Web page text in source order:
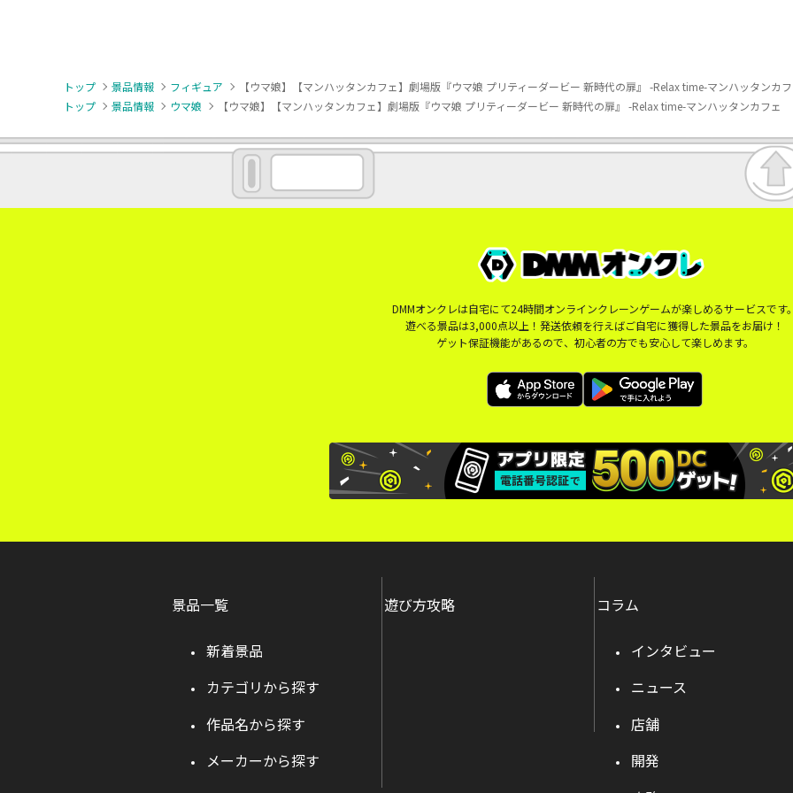
トップ 景品情報 フィギュア
【ウマ娘】【マンハッタンカフェ】劇場版『ウマ娘 プリティーダービー 新時代の扉』 -Relax time-マンハッタンカ
トップ
景品情報 ウマ娘 【ウマ娘】【マンハッタンカフェ】劇場版『ウマ娘 プリティーダービー 新時代の扉』 -Relax time-マンハッタンカフェ
DMMオンクレは自宅にて24時間オンラインクレーンゲームが楽しめるサービスです
遊べる景品は3,000点以上！発送依頼を行えばご自宅に獲得した景品をお届け！
ゲット保証機能があるので、初心者の方でも安心して楽しめます。
景品一覧
新着景品
カテゴリから探す
作品名から探す
メーカーから探す
遊び方攻略 コラム
インタビュー
ニュース
店舗
開発